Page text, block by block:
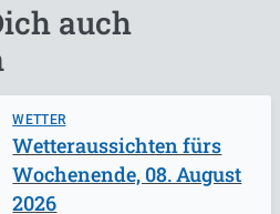
auch
WETTER
Wetteraussichten fürs
Wochenende, 08. August
2026